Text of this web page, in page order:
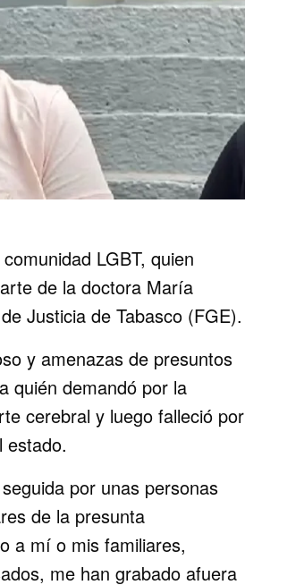
LGBT, quien
de la doctora María
Justicia de Tabasco (FGE).
y amenazas de presuntos
quién demandó por la
cerebral y luego falleció por
estado.
por unas personas
de la presunta
a mí o mis familiares,
me han grabado afuera